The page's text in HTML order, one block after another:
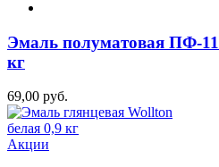
Эмаль полуматовая ПФ-
кг
69,00 руб.
Акции